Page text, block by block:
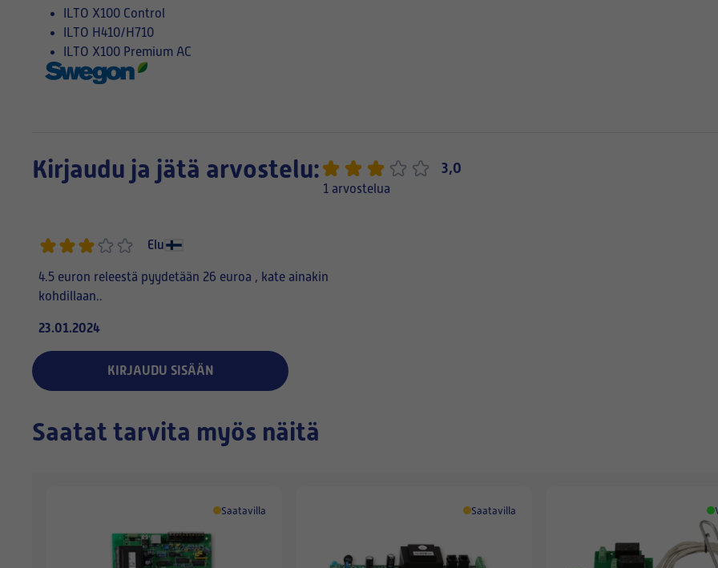
ILTO X100 Control
ILTO H410/H710
ILTO X100 Premium AC
Kirjaudu ja jätä arvostelu: 3,0
1 arvostelua
Elu
4.5 euron releestä pyydetään 26 euroa , kate ainakin
kohdillaan..
23.01.2024
KIRJAUDU SISÄÄN
Saatat tarvita myös näitä
Saatavilla Saatavilla